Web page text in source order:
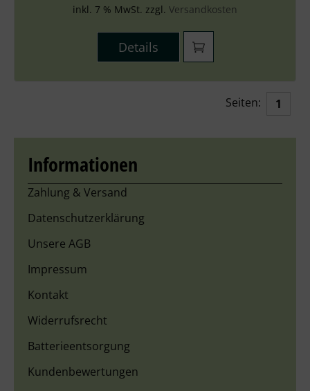
inkl. 7 % MwSt. zzgl. Versandkosten
Details
Seiten: 1
Informationen
Zahlung & Versand
Datenschutzerklärung
Unsere AGB
Impressum
Kontakt
Widerrufsrecht
Batterieentsorgung
Kundenbewertungen